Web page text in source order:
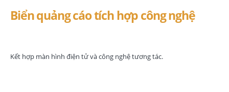
Biển quảng cáo tích hợp công nghệ
Kết hợp màn hình điện tử và công nghệ tương tác.